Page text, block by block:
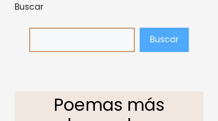
Buscar
Buscar
Poemas más